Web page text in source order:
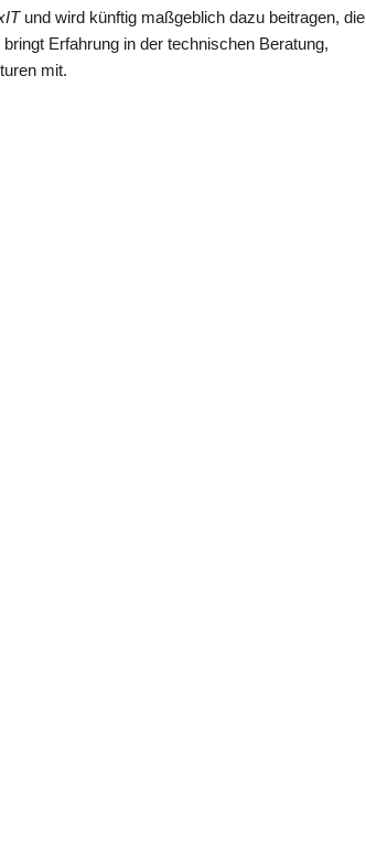
und wird künftig maßgeblich dazu beitragen, die
Erfahrung in der technischen Beratung,
mit.